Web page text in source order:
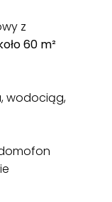
z
60 m²
wodociąg,